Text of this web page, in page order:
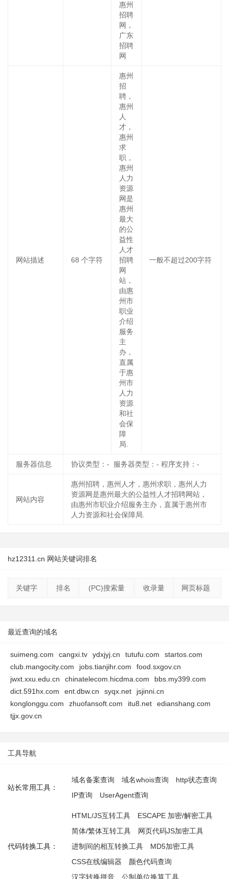
惠州
招聘
网，
广东
招聘
网
网站描述 68 个字符
惠州
招
聘，
惠州
人
才，
惠州
求
职，
惠州
人力
资源
网是
惠州
最大
的公
益性
人才
招聘
网
站，
由惠
州市
职业
介绍
服务
主
办，
直属
于惠
州市
人力
资源
和社
会保
障
局.
一般不超过200字符
服务器信息 协议类型：- 服务器类型：- 程序支持：-
网站内容
惠州招聘，惠州人才，惠州求职，惠州人力
资源网是惠州最大的公益性人才招聘网站，
由惠州市职业介绍服务主办，直属于惠州市
人力资源和社会保障局.
hz12311.cn 网站关键词排名
关键字 排名 (PC)搜索量 收录量 网页标题
最近查询的域名
suimeng.com cangxi.tv ydxjyj.cn tutufu.com
startos.com
club.mangocity.com
jobs.tianjihr.com
food.sxgov.cn
jwxt.xxu.edu.cn
chinatelecom.hicdma.com
bbs.my399.com
dict.591hx.com
ent.dbw.cn syqx.net
jsjinni.cn
konglonggu.com
zhuofansoft.com itu8.net
edianshang.com
tjjx.gov.cn
工具导航
站长常用工具：
域名备案查询 域名whois查询
http状态查询
IP查询
UserAgent查询
代码转换工具：
HTML/JS互转工具
ESCAPE 加密/解密工具
简体/繁体互转工具
网页代码JS加密工具
进制间的相互转换工具
MD5加密工具
CSS在线编辑器
颜色代码查询
汉字转换拼音
公制单位换算工具